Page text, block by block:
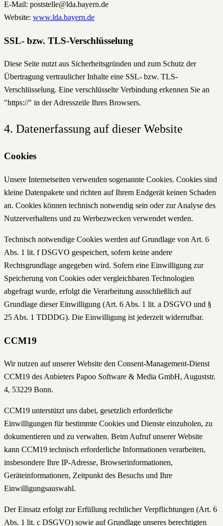
E-Mail: poststelle@lda.bayern.de
Website: www.lda.bayern.de
SSL- bzw. TLS-Verschlüsselung
Diese Seite nutzt aus Sicherheitsgründen und zum Schutz der
Übertragung vertraulicher Inhalte eine SSL- bzw. TLS-
Verschlüsselung. Eine verschlüsselte Verbindung erkennen Sie an
"https://" in der Adresszeile Ihres Browsers.
4. Datenerfassung auf dieser Website
Cookies
Unsere Internetseiten verwenden sogenannte Cookies. Cookies sind
kleine Datenpakete und richten auf Ihrem Endgerät keinen Schaden
an. Cookies können technisch notwendig sein oder zur Analyse des
Nutzerverhaltens und zu Werbezwecken verwendet werden.
Technisch notwendige Cookies werden auf Grundlage von Art. 6
Abs. 1 lit. f DSGVO gespeichert, sofern keine andere
Rechtsgrundlage angegeben wird. Sofern eine Einwilligung zur
Speicherung von Cookies oder vergleichbaren Technologien
abgefragt wurde, erfolgt die Verarbeitung ausschließlich auf
Grundlage dieser Einwilligung (Art. 6 Abs. 1 lit. a DSGVO und §
25 Abs. 1 TDDDG). Die Einwilligung ist jederzeit widerrufbar.
CCM19
Wir nutzen auf unserer Website den Consent-Management-Dienst
CCM19 des Anbieters Papoo Software & Media GmbH, Auguststr.
4, 53229 Bonn.
CCM19 unterstützt uns dabei, gesetzlich erforderliche
Einwilligungen für bestimmte Cookies und Dienste einzuholen, zu
dokumentieren und zu verwalten. Beim Aufruf unserer Website
kann CCM19 technisch erforderliche Informationen verarbeiten,
insbesondere Ihre IP-Adresse, Browserinformationen,
Geräteinformationen, Zeitpunkt des Besuchs und Ihre
Einwilligungsauswahl.
Der Einsatz erfolgt zur Erfüllung rechtlicher Verpflichtungen (Art. 6
Abs. 1 lit. c DSGVO) sowie auf Grundlage unseres berechtigten